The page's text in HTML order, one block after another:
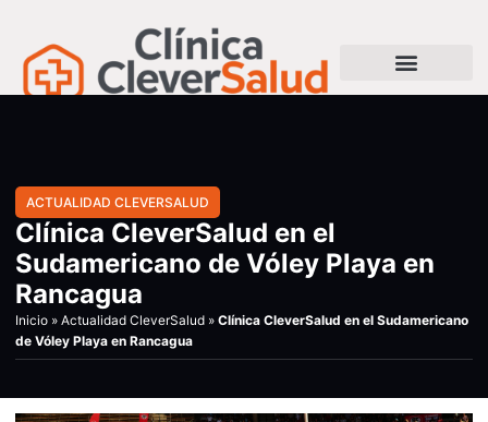
ACTUALIDAD CLEVERSALUD
Clínica CleverSalud en el
Sudamericano de Vóley Playa en
Rancagua
Inicio » Actualidad CleverSalud » Clínica CleverSalud en el Sudamericano
de Vóley Playa en Rancagua